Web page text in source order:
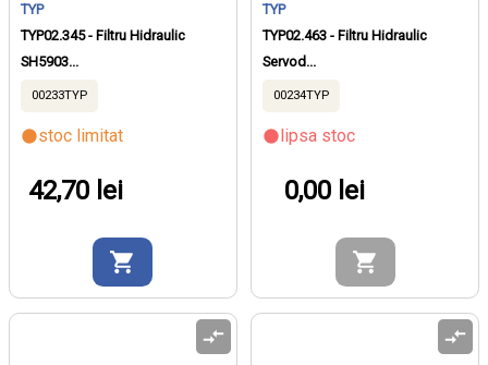
TYP
TYP02.345 - Filtru Hidraulic
SH5903...
00233TYP
stoc limitat
42,70 lei
TYP
TYP02.463 - Filtru Hidraulic
Servod...
00234TYP
lipsa stoc
0,00 lei